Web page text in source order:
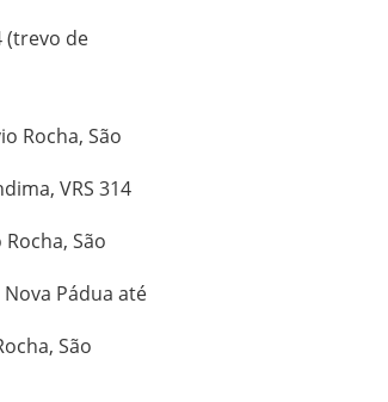
(trevo de
Rocha, São
VRS 314
São
Pádua até
São